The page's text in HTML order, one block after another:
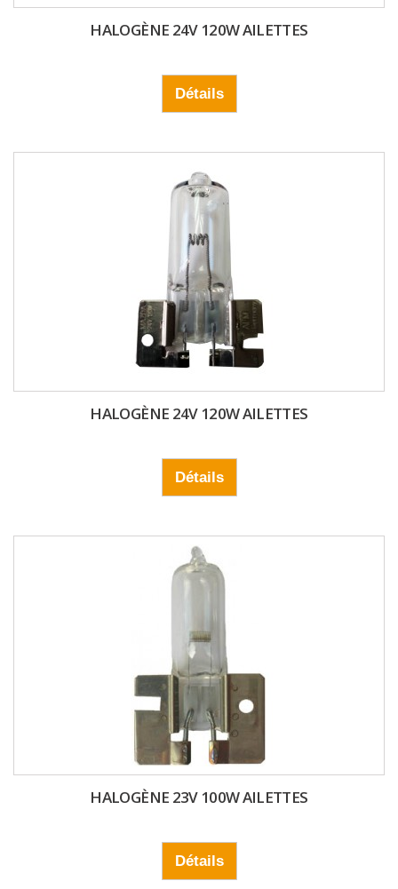
HALOGÈNE 24V 120W AILETTES
Détails
HALOGÈNE 24V 120W AILETTES
Détails
HALOGÈNE 23V 100W AILETTES
Détails